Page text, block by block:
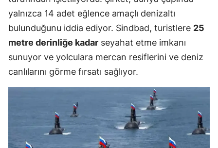
yalnızca 14 adet eğlence amaçlı denizaltı
bulunduğunu iddia ediyor. Sindbad, turistlere 25
metre derinliğe kadar seyahat etme imkanı
sunuyor ve yolculara mercan resiflerini ve deniz
canlılarını görme fırsatı sağlıyor.